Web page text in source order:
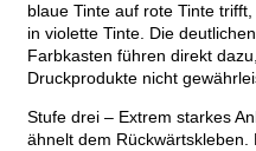
blaue Tinte auf rote Tinte
in violette Tinte. Die
Farbkasten führen direkt
Druckprodukte nicht
Stufe drei – Extrem starkes
ähnelt dem